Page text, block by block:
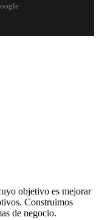
objetivo es mejorar
Construimos
de negocio.